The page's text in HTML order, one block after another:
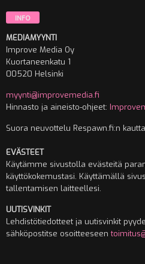
INFO
MEDIAMYYNTI
Improve Media Oy
Kuortaneenkatu 1
00520 Helsinki
myynti@improvemedia.fi
Hinnasto ja aineisto-ohjeet:
Suora neuvottelu Respawn.fi:n
EVÄSTEET
Käytämme sivustolla evästeitä
käyttökokemustasi. Käyttämällä
tallentamisen laitteellesi.
UUTISVINKIT
Lehdistötiedotteet ja uutisvinkit
sähköpostitse osoitteeseen